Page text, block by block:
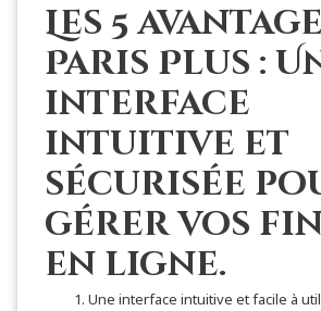
Les 5
Paris Plus :
interface
intuitive et
sécurisée
gérer vos
en ligne.
Une interface intuitive et facile à